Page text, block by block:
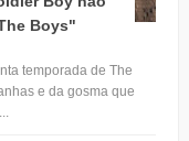
Boys"
temporada de The
e da gosma que